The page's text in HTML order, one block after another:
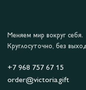
Меняем мир вокруг себя.
Круглосуточно, без
+7 968 757 67 15
order@victoria.gift